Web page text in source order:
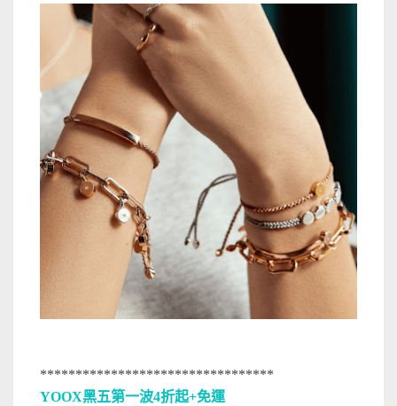
*********************************
YOOX黑五第一波4折起+免運